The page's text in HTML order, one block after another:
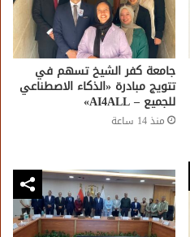
جامعة كفر الشيخ تسهم في
تتويج مبادرة «الذكاء الاصطناعي
للجميع – AI4ALL»
منذ 14 ساعة